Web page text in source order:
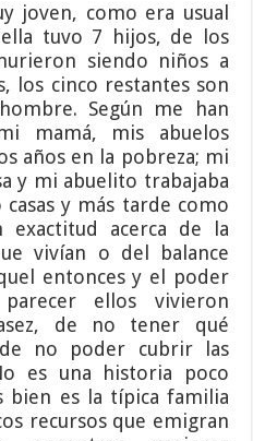
joven, como era usual
tuvo 7 hijos, de los
siendo niños a
los cinco restantes son
Según me han
mamá, mis abuelos
años en la pobreza; mi
y mi abuelito trabajaba
y más tarde como
exactitud acerca de la
vivían o del balance
entonces y el poder
ellos vivieron
de no tener qué
no poder cubrir las
es una historia poco
bien es la típica familia
recursos que emigran